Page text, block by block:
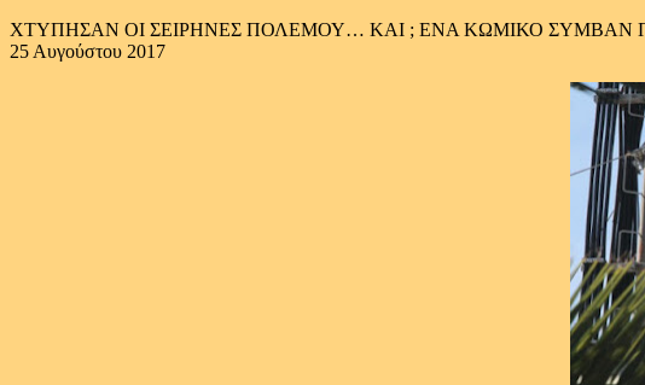
ΧΤΥΠΗΣΑΝ ΟΙ ΣΕΙΡΗΝΕΣ ΠΟΛΕΜΟΥ… ΚΑΙ ; ΕΝΑ ΚΩΜΙΚΟ ΣΥΜΒΑΝ
25 Αυγούστου 2017